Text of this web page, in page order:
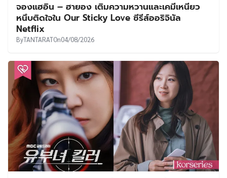
จองแฮอิน – ฮายอง เติมความหวานและเคมีเหนียว
หนึบติดใจใน Our Sticky Love ซีรีส์ออริจินัล
Netflix
ByTANTARATOn04/08/2026